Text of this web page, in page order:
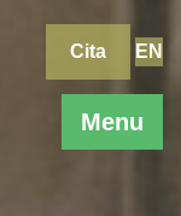
Menu
Cita EN